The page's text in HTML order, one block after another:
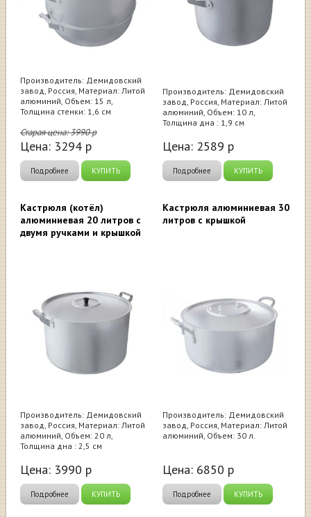
Производитель: Демидовский
завод, Россия, Материал: Литой
алюминий, Объем: 15 л,
Толщина стенки: 1,6 см
Старая цена:3990р
Цена: 3294 р
Подробнее КУПИТЬ
Производитель: Демидовский
завод, Россия, Материал: Литой
алюминий, Объем: 10 л,
Толщина дна : 1,9 см
Цена: 2589 р
Подробнее КУПИТЬ
Кастрюля (котёл)
алюминиевая 20 литров с
двумя ручками и крышкой
Производитель: Демидовский
завод, Россия, Материал: Литой
алюминий, Объем: 20 л,
Толщина дна : 2,5 см
Цена: 3990 р
Подробнее КУПИТЬ
Кастрюля алюминиевая 30
литров с крышкой
Производитель: Демидовский
завод, Россия, Материал: Литой
алюминий, Объем: 30 л.
Цена: 6850 р
Подробнее КУПИТЬ